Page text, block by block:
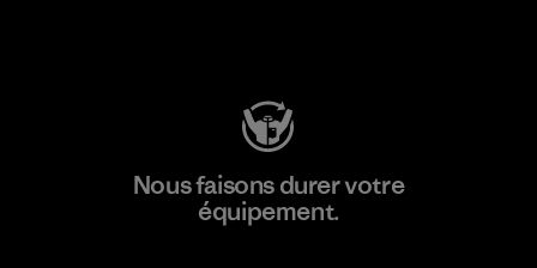
Nous faisons durer votre
équipement.